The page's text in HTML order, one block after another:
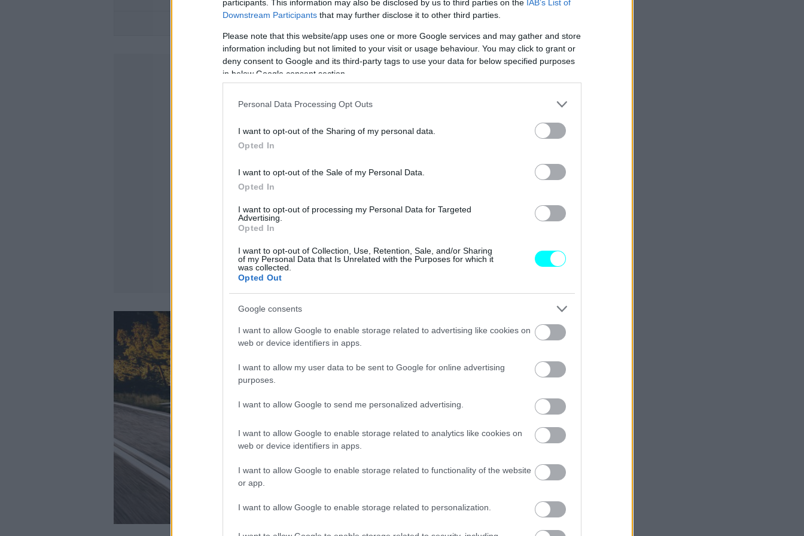
participants. This information may also be disclosed by us to third parties on the IAB’s List of
Downstream Participants that may further disclose it to other third parties.
Please note that this website/app uses one or more Google services and may gather and store
information including but not limited to your visit or usage behaviour. You may click to grant or
deny consent to Google and its third-party tags to use your data for below specified purposes
in below Google consent section.
Personal Data Processing Opt Outs
I want to opt-out of the Sharing of my personal data.
Opted In
I want to opt-out of the Sale of my Personal Data.
Opted In
I want to opt-out of processing my Personal Data for Targeted
Advertising.
Opted In
I want to opt-out of Collection, Use, Retention, Sale, and/or Sharing
of my Personal Data that Is Unrelated with the Purposes for which it
was collected.
Opted Out
Google consents
I want to allow Google to enable storage related to advertising like cookies on
web or device identifiers in apps.
I want to allow my user data to be sent to Google for online advertising
purposes.
I want to allow Google to send me personalized advertising.
I want to allow Google to enable storage related to analytics like cookies on
web or device identifiers in apps.
I want to allow Google to enable storage related to functionality of the website
or app.
I want to allow Google to enable storage related to personalization.